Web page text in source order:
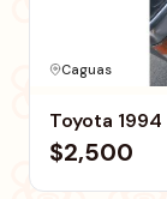
Caguas
$2,500